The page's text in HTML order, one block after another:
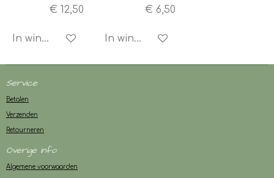
€ 12,50
In winkelwagen
€ 6,50
In winkelwagen
Service
Betalen
Verzenden
Retourneren
Overige info
Algemene voorwaarden